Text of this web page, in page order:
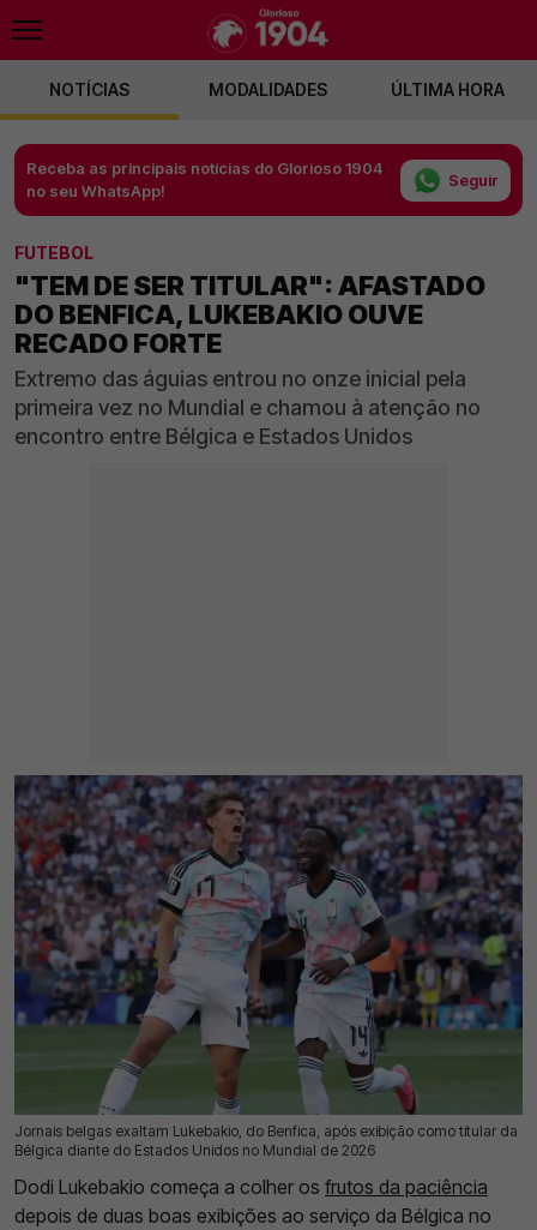
NOTÍCIAS MODALIDADES ÚLTIMA HORA
Receba as principais notícias do Glorioso 1904
no seu WhatsApp!
Seguir
FUTEBOL
"TEM DE SER TITULAR": AFASTADO
DO BENFICA, LUKEBAKIO OUVE
RECADO FORTE
Extremo das águias entrou no onze inicial pela
primeira vez no Mundial e chamou à atenção no
encontro entre Bélgica e Estados Unidos
Jornais belgas exaltam Lukebakio, do Benfica, após exibição como titular da
Bélgica diante do Estados Unidos no Mundial de 2026
07 Jul 2026 | 17:00 | 0
Dodi Lukebakio começa a colher os frutos da paciência
depois de duas boas exibições ao serviço da Bélgica no